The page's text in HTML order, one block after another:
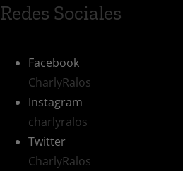
Redes Sociales
Facebook
CharlyRalos
Instagram
charlyralos
Twitter
CharlyRalos